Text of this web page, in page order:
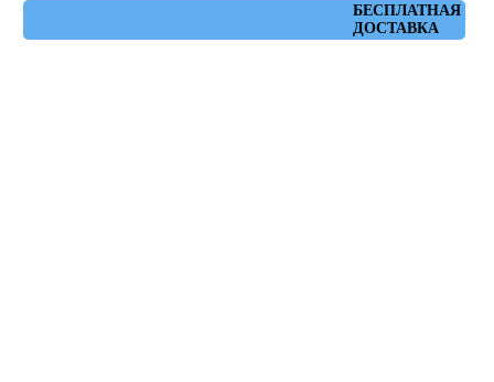
БЕСПЛАТНАЯ
ДОСТАВКА